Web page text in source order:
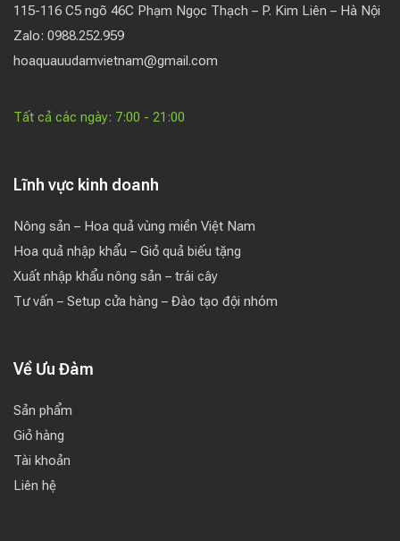
115-116 C5 ngõ 46C Phạm Ngọc Thạch – P. Kim Liên – Hà Nội
Zalo: 0988.252.959
hoaquauudamvietnam@gmail.com
Tất cả các ngày: 7:00 - 21:00
Lĩnh vực kinh doanh
Nông sản – Hoa quả vùng miền Việt Nam
Hoa quả nhập khẩu – Giỏ quả biếu tặng
Xuất nhập khẩu nông sản – trái cây
Tư vấn – Setup cửa hàng – Đào tạo đội nhóm
Về Ưu Đàm
Sản phẩm
Giỏ hàng
Tài khoản
Liên hệ